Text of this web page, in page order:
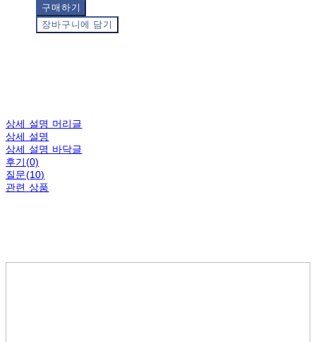
구매하기
장바구니에 담기
상세 설명 머리글
상세 설명
상세 설명 바닥글
후기(0)
질문(10)
관련 상품